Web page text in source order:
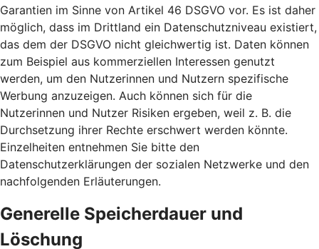
Garantien im Sinne von Artikel 46 DSGVO vor. Es ist daher
möglich, dass im Drittland ein Datenschutzniveau existiert,
das dem der DSGVO nicht gleichwertig ist. Daten können
zum Beispiel aus kommerziellen Interessen genutzt
werden, um den Nutzerinnen und Nutzern spezifische
Werbung anzuzeigen. Auch können sich für die
Nutzerinnen und Nutzer Risiken ergeben, weil z. B. die
Durchsetzung ihrer Rechte erschwert werden könnte.
Einzelheiten entnehmen Sie bitte den
Datenschutzerklärungen der sozialen Netzwerke und den
nachfolgenden Erläuterungen.
Generelle Speicherdauer und
Löschung